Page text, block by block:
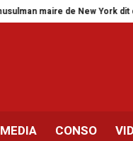
maire de New York dit de
MEDIA CONSO